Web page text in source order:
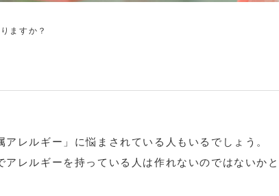
ますか？
レルギー」に悩まされている人もいるでしょう。
レルギーを持っている人は作れないのではないかと